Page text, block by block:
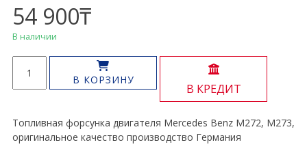
54 900₸
В наличии
товара
Топливная
M272
M273
В КОРЗИНУ
В КРЕДИТ
Топливная форсунка двигателя Mercedes Benz M272, M273,
оригинальное качество производство Германия